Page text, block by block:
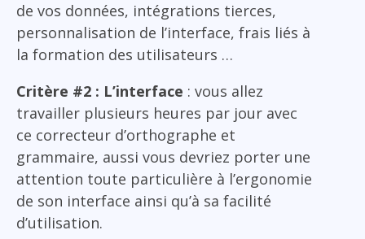
de vos données, intégrations tierces,
personnalisation de l’interface, frais liés à
la formation des utilisateurs …
Critère #2 : L’interface : vous allez
travailler plusieurs heures par jour avec
ce correcteur d’orthographe et
grammaire, aussi vous devriez porter une
attention toute particulière à l’ergonomie
de son interface ainsi qu’à sa facilité
d’utilisation.